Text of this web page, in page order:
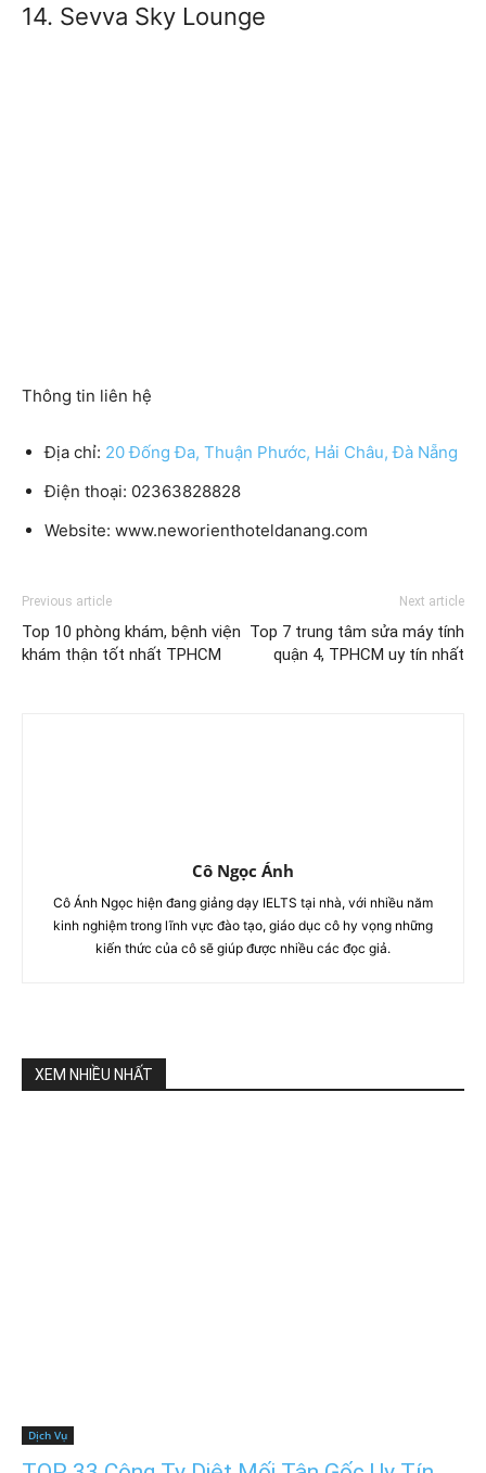
14. Sevva Sky Lounge
Thông tin liên hệ
Địa chỉ: 20 Đống Đa, Thuận Phước, Hải Châu, Đà Nẵng
Điện thoại: 02363828828
Website: www.neworienthoteldanang.com
Previous article
Top 10 phòng khám, bệnh viện
khám thận tốt nhất TPHCM
Next article
Top 7 trung tâm sửa máy tính
quận 4, TPHCM uy tín nhất
Cô Ngọc Ánh
Cô Ánh Ngọc hiện đang giảng dạy IELTS tại nhà, với nhiều năm
kinh nghiệm trong lĩnh vực đào tạo, giáo dục cô hy vọng những
kiến thức của cô sẽ giúp được nhiều các đọc giả.
XEM NHIỀU NHẤT
Dịch Vụ